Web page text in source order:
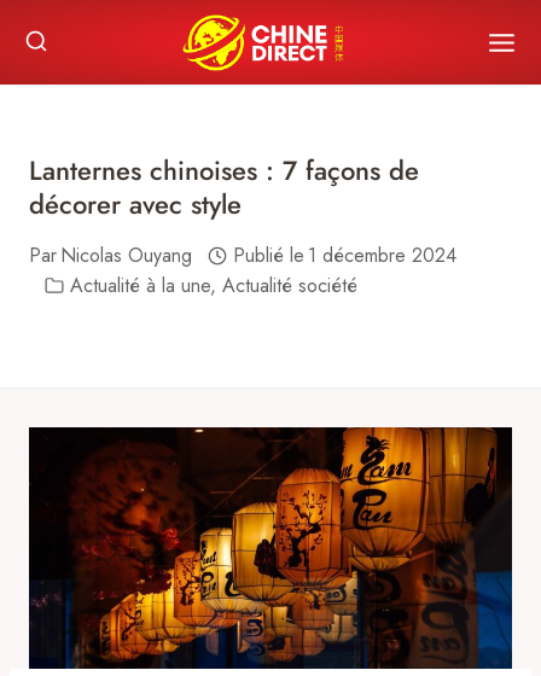
content
Lanternes chinoises : 7 façons de
décorer avec style
ParNicolas Ouyang Publié le 1 décembre 2024
Actualité à la une, Actualité société